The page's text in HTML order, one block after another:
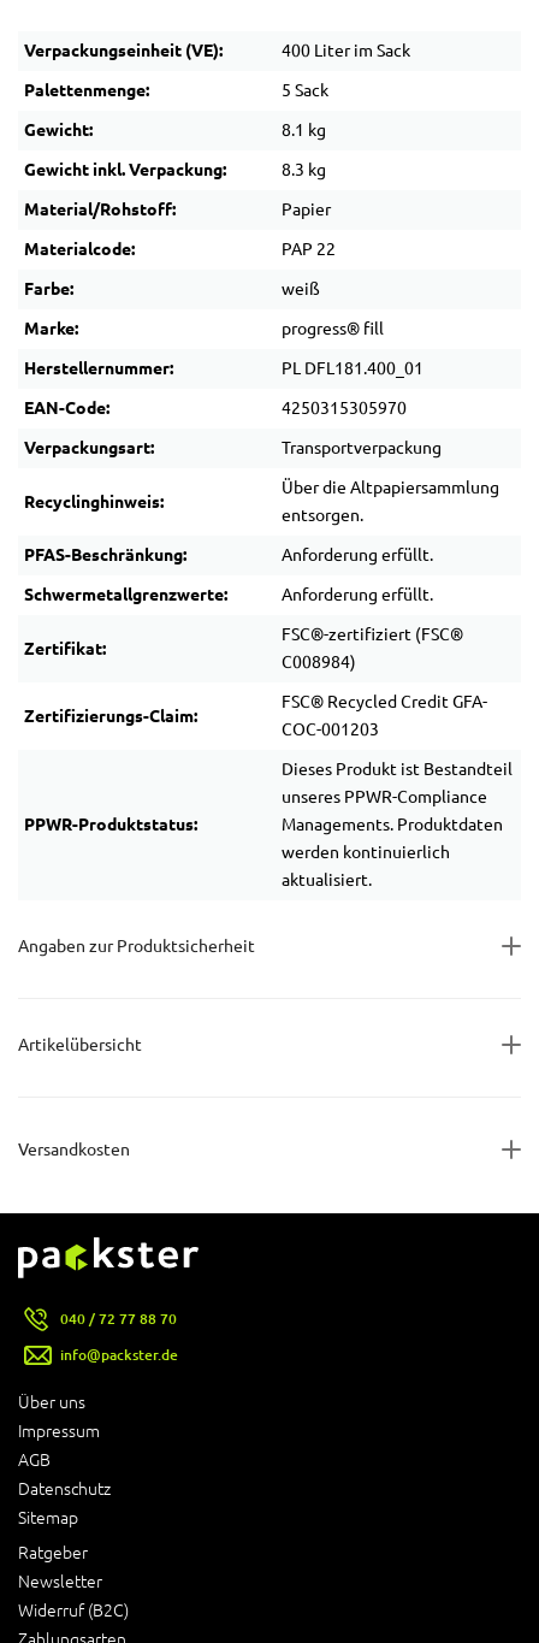
Verpackungseinheit (VE): 400 Liter im Sack
Palettenmenge: 5 Sack
Gewicht: 8.1 kg
Gewicht inkl. Verpackung: 8.3 kg
Material/Rohstoff: Papier
Materialcode: PAP 22
Farbe: weiß
Marke: progress® fill
Herstellernummer: PL DFL181.400_01
EAN-Code: 4250315305970
Verpackungsart: Transportverpackung
Recyclinghinweis:
Über die Altpapiersammlung
entsorgen.
PFAS-Beschränkung: Anforderung erfüllt.
Schwermetallgrenzwerte: Anforderung erfüllt.
Zertifikat:
FSC®-zertifiziert (FSC®
C008984)
Zertifizierungs-Claim:
FSC® Recycled Credit GFA-
COC-001203
PPWR-Produktstatus:
Dieses Produkt ist Bestandteil
unseres PPWR-Compliance
Managements. Produktdaten
werden kontinuierlich
aktualisiert.
Angaben zur Produktsicherheit
Artikelübersicht
Versandkosten
Über uns
Impressum
AGB
Datenschutz
Sitemap
Ratgeber
Newsletter
Widerruf (B2C)
040 / 72 77 88 70
info@packster.de